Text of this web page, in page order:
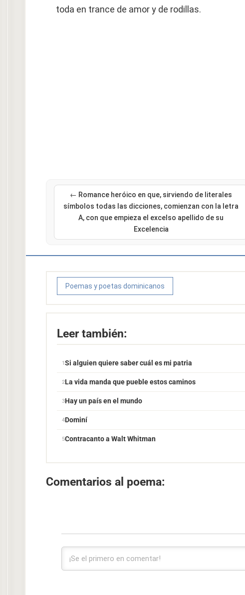
toda en trance de amor y de rodillas.
← Romance heróico en que, sirviendo de literales
símbolos todas las dicciones, comienzan con la letra
A, con que empieza el excelso apellido de su
Excelencia
Poemas y poetas dominicanos
Leer también:
Si alguien quiere saber cuál es mi patria
La vida manda que pueble estos caminos
Hay un país en el mundo
Dominí
Contracanto a Walt Whitman
Comentarios al poema: